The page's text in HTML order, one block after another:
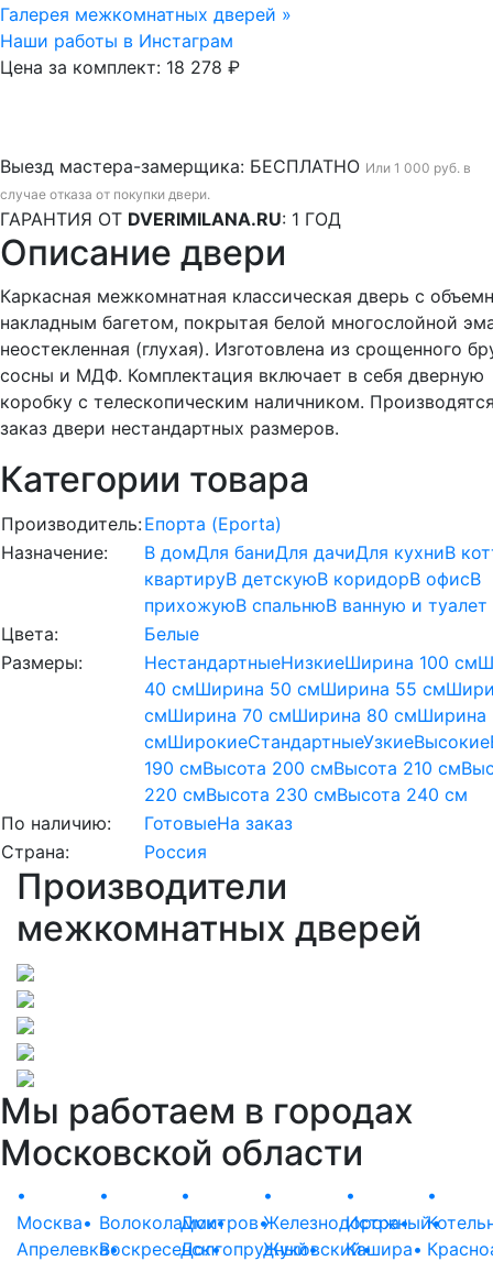
Галерея межкомнатных дверей »
Наши работы в Инстаграм
Цена за комплект: 18 278 ₽
Выезд мастера-замерщика: БЕСПЛАТНО Или 1 000 руб. в
случае отказа от покупки двери.
ГАРАНТИЯ ОТ DVERIMILANA.RU: 1 ГОД
Описание двери
Каркасная межкомнатная классическая дверь с
накладным багетом, покрытая белой многослойной
неостекленная (глухая). Изготовлена из срощенного
сосны и МДФ. Комплектация включает в себя дверную
коробку с телескопическим наличником.
заказ двери нестандартных размеров.
Категории товара
Производитель:Епорта (Eporta)
Назначение:
В домДля баниДля дачиДля кухниВ
квартируВ детскуюВ коридорВ офисВ
прихожуюВ спальнюВ ванную и туалет
Цвета:
Белые
Размеры:
НестандартныеНизкиеШирина 100 см
40 смШирина 50 смШирина 55 см
смШирина 70 смШирина 80 смШирина
смШирокиеСтандартныеУзкиеВысокие
190 смВысота 200 смВысота 210 см
220 смВысота 230 смВысота 240 см
По наличию:
ГотовыеНа заказ
Страна:
Россия
Производители
межкомнатных дверей
Мы работаем в городах
Московской области
•
Москва•
Апрелевка•
•
Волоколамск•
Воскресенск•
•
Дмитров•
Долгопрудный•
•
Железнодорожный•
Жуковский•
•
Истра•
Кашира•
•